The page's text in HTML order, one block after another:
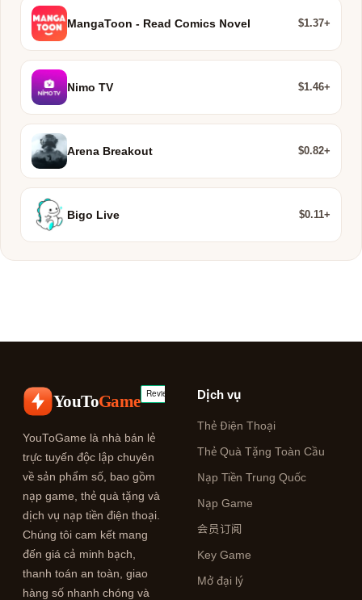
MangaToon - Read Comics Novel $1.37+
Nimo TV $1.46+
Arena Breakout $0.82+
Bigo Live $0.11+
YouToGame
YouToGame là nhà bán lẻ
trực tuyến độc lập chuyên
về sản phẩm số, bao gồm
nạp game, thẻ quà tặng và
dịch vụ nạp tiền điện thoại.
Chúng tôi cam kết mang
đến giá cả minh bạch,
thanh toán an toàn, giao
hàng số nhanh chóng và
Dịch vụ
Thẻ Điện Thoại
Thẻ Quà Tặng Toàn Cầu
Nạp Tiền Trung Quốc
Nạp Game
会员订阅
Key Game
Mở đại lý